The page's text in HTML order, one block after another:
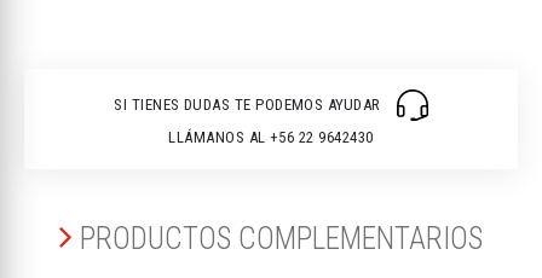
SI TIENES DUDAS TE PODEMOS AYUDAR
LLÁMANOS AL +56 22 9642430
PRODUCTOS COMPLEMENTARIOS